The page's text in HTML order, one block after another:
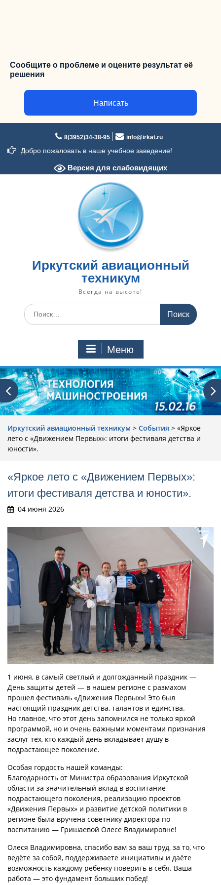
Сообщите о проблеме и оцените результат её
решения
Написать
содержимому
8(3952)34-38-95 info@irkat.ru
Добро пожаловать в наше учебное заведение!
Версия для слабовидящих
Иркутский авиационный
техникум
Всегда на высоте!
Искать:
Меню
Иркутский авиационный техникум > События > «Яркое
лето с «Движением Первых»: итоги фестиваля детства и
юности».
«Яркое лето с «Движением Первых»:
итоги фестиваля детства и юности».
04 июня 2026
1 июня, в самый светлый и долгожданный праздник —
День защиты детей — в нашем регионе с размахом
прошел фестиваль «Движения Первых»! Это был
настоящий праздник детства, талантов и единства.
Но главное, что этот день запомнился не только яркой
программой, но и очень важными моментами признания
заслуг тех, кто каждый день вкладывает душу в
подрастающее поколение.
Особая гордость нашей команды:
Благодарность от Министра образования Иркутской
области за значительный вклад в воспитание
подрастающего поколения, реализацию проектов
«Движения Первых» и развитие детской политики в
регионе была вручена советнику директора по
воспитанию — Гришаевой Олесе Владимировне!
Олеся Владимировна, спасибо вам за ваш труд, за то, что
ведёте за собой, поддерживаете инициативы и даёте
возможность каждому ребенку поверить в себя. Ваша
работа — это фундамент больших побед!